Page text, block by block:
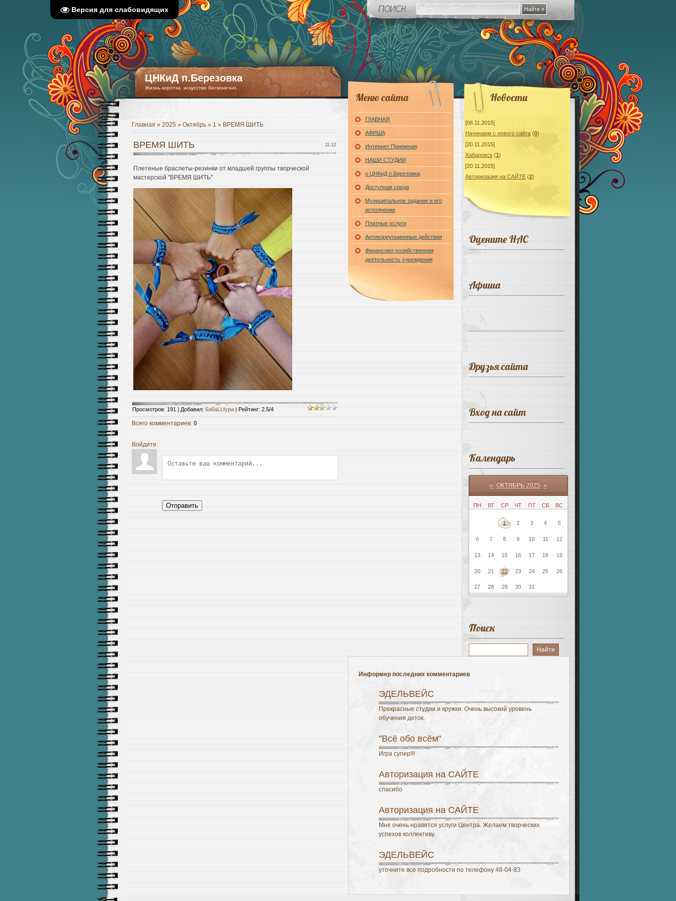
Версия для слабовидящих
ЦНКиД п.Березовка
Жизнь коротка, искусство бесконечно.
Главная » 2025 » Октябрь » 1 » ВРЕМЯ ШИТЬ
11:12
ВРЕМЯ ШИТЬ
Плетеные браслеты-резинки от младшей группы творческой
мастерской "ВРЕМЯ ШИТЬ"
Просмотров: 191 | Добавил: 6a6aLLIypa | Рейтинг: 2.5/4
Всего комментариев: 0
Войдите:
Отправить
Меню сайта
ГЛАВНАЯ
АФИША
Интернет Приемная
НАШИ СТУДИИ
о ЦНКиД п.Березовка
Доступная среда
Муниципальное задание и его
исполнение
Платные услуги
Антикоррупционные действия
Финансово-хозяйственная
деятельность учреждения
Новости
[08.11.2015]
Начинаeм с нового сайта (0)
[20.11.2015]
Хабаровск (1)
[20.11.2015]
Авторизация на САЙТЕ (2)
Оцените НАС
Афиша
Друзья сайта
Вход на сайт
Календарь
« ОКТЯБРЬ 2025 »
ПН ВТ СР ЧТ ПТ СБ ВС
1 2 3 4 5
6 7 8 9 10 11 12
13 14 15 16 17 18 19
20 21 22 23 24 25 26
27 28 29 30 31
Поиск
Информер последних комментариев
ЭДЕЛЬВЕЙС
Прекрасные студии и кружки. Очень высокий уровень
обучения деток.
"Всё обо всём"
Игра супер!!!
Авторизация на САЙТЕ
спасибо
Авторизация на САЙТЕ
Мне очень нравятся услуги Центра. Желаем творческих
успехов коллективу.
ЭДЕЛЬВЕЙС
уточните все подробности по телефону 48-04-83